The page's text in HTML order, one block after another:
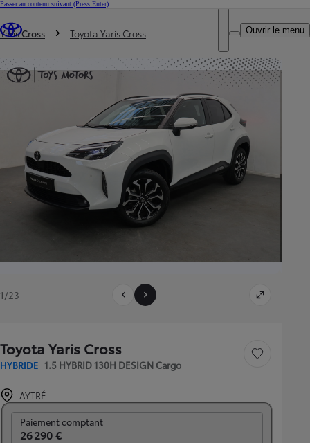
Passer au contenu suivant (Press Enter)
Trouvez un partenaire Toyota
DEALER NAME
Ouvrir le menu
Vous êtes ici
Yaris Cross Toyota Yaris Cross
1/23
Toyota Yaris Cross
HYBRIDE 1.5 HYBRID 130H DESIGN Cargo
Sauvegarder le
AYTRÉ
Paiement comptant
26 290 €